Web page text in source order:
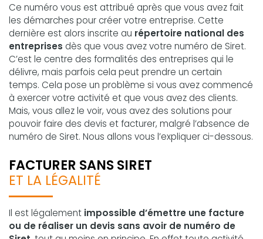
Ce numéro vous est attribué après que vous avez fait
les démarches pour créer votre entreprise. Cette
dernière est alors inscrite au répertoire national des
entreprises dès que vous avez votre numéro de Siret.
C’est le centre des formalités des entreprises qui le
délivre, mais parfois cela peut prendre un certain
temps. Cela pose un problème si vous avez commencé
à exercer votre activité et que vous avez des clients.
Mais, vous allez le voir, vous avez des solutions pour
pouvoir faire des devis et facturer, malgré l’absence de
numéro de Siret. Nous allons vous l’expliquer ci-dessous.
FACTURER SANS SIRET
ET LA LÉGALITÉ
Il est légalement impossible d’émettre une facture
ou de réaliser un devis sans avoir de numéro de